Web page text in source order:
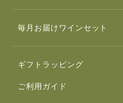
毎月お届けワインセット
ギフトラッピング
ご利用ガイド